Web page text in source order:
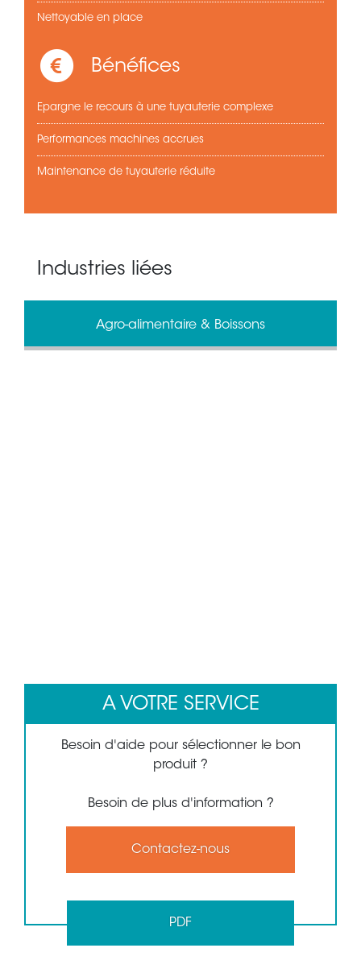
Nettoyable en place
Bénéfices
Epargne le recours à une tuyauterie complexe
Performances machines accrues
Maintenance de tuyauterie réduite
Industries liées
Agro-alimentaire & Boissons
A VOTRE SERVICE
Besoin d'aide pour sélectionner le bon
produit ?
Besoin de plus d'information ?
Contactez-nous
PDF